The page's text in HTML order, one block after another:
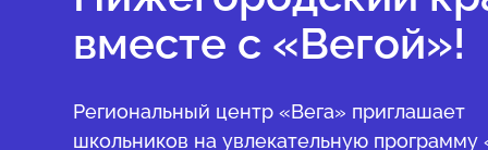
вместе с «Вегой»!
Региональный центр «Вега» приглашает
школьников на увлекательную